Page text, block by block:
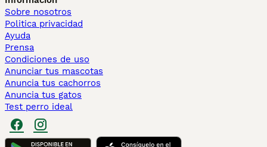
Sobre nosotros
Politica privacidad
Ayuda
Prensa
Condiciones de uso
Anunciar tus mascotas
Anuncia tus cachorros
Anuncia tus gatos
Test perro ideal